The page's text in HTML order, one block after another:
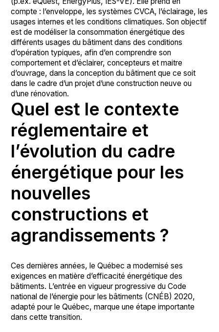
compte : l’enveloppe, les systèmes CVCA, l’éclairage, les
usages internes et les conditions climatiques. Son objectif
est de modéliser la consommation énergétique des
différents usages du bâtiment dans des conditions
d’opération typiques, afin d’en comprendre son
comportement et d’éclairer, concepteurs et maitre
d’ouvrage, dans la conception du bâtiment que ce soit
dans le cadre d’un projet d’une construction neuve ou
d’une rénovation.
Quel est le contexte
réglementaire et
l’évolution du cadre
énergétique pour les
nouvelles
constructions et
agrandissements ?
Ces dernières années, le Québec a modernisé ses
exigences en matière d’efficacité énergétique des
bâtiments. L’entrée en vigueur progressive du Code
national de l’énergie pour les bâtiments (CNÉB) 2020,
adapté pour le Québec, marque une étape importante
dans cette transition.